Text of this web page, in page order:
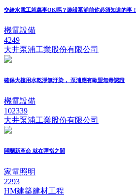
交給水電工就萬事OK嗎？裝設泵浦前你必須知道的事！
機電設備
4249
大井泵浦工業股份有限公司
確保大樓用水乾淨無汙染， 泵浦應有歐盟無毒認證
機電設備
102339
大井泵浦工業股份有限公司
開關新革命 就在彈指之間
家電照明
2293
HM建築建材工程